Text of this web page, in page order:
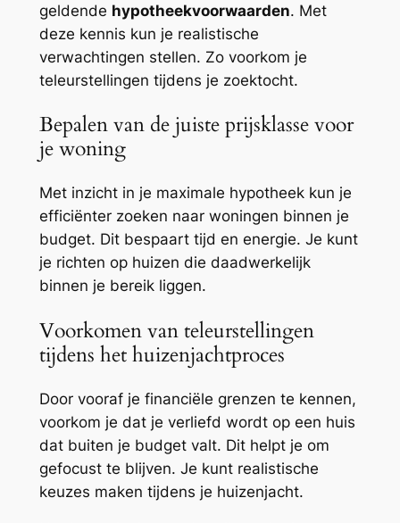
geldende hypotheekvoorwaarden. Met
deze kennis kun je realistische
verwachtingen stellen. Zo voorkom je
teleurstellingen tijdens je zoektocht.
Bepalen van de juiste prijsklasse voor
je woning
Met inzicht in je maximale hypotheek kun je
efficiënter zoeken naar woningen binnen je
budget. Dit bespaart tijd en energie. Je kunt
je richten op huizen die daadwerkelijk
binnen je bereik liggen.
Voorkomen van teleurstellingen
tijdens het huizenjachtproces
Door vooraf je financiële grenzen te kennen,
voorkom je dat je verliefd wordt op een huis
dat buiten je budget valt. Dit helpt je om
gefocust te blijven. Je kunt realistische
keuzes maken tijdens je huizenjacht.